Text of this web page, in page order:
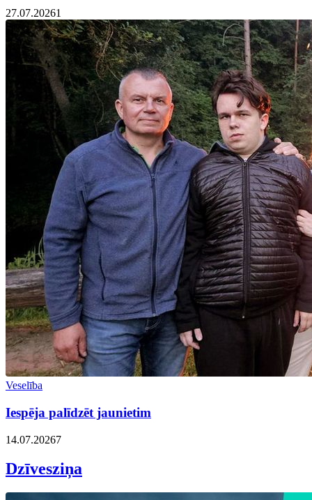
27.07.20261
Veselība
Iespēja palīdzēt jaunietim
14.07.20267
Dzīvesziņa